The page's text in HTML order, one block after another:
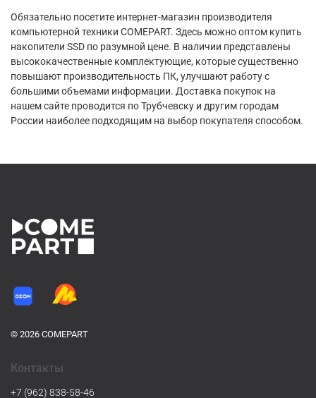
Обязательно посетите интернет-магазин производителя
компьютерной техники COMEPART. Здесь можно оптом купить
накопители SSD по разумной цене. В наличии представлены
высококачественные комплектующие, которые существенно
повышают производительность ПК, улучшают работу с
большими объемами информации. Доставка покупок на
нашем сайте проводится по Трубчевску и другим городам
России наиболее подходящим на выбор покупателя способом.
© 2026 COMEPART
Контакты
+7 (962) 838-58-46